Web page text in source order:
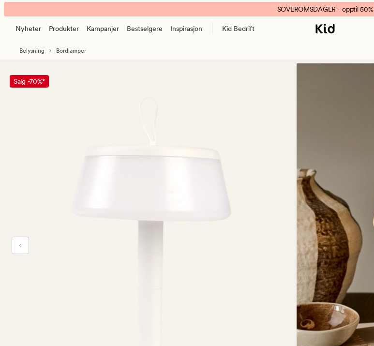
Elara
led
bordlampe
banner.
Klikk
pause.
SOVEROMSDAGER - opptil 50%
Nyheter Produkter Kampanjer Bestselgere Inspirasjon Kid Bedrift
Belysning Bordlamper
Salg -70%*